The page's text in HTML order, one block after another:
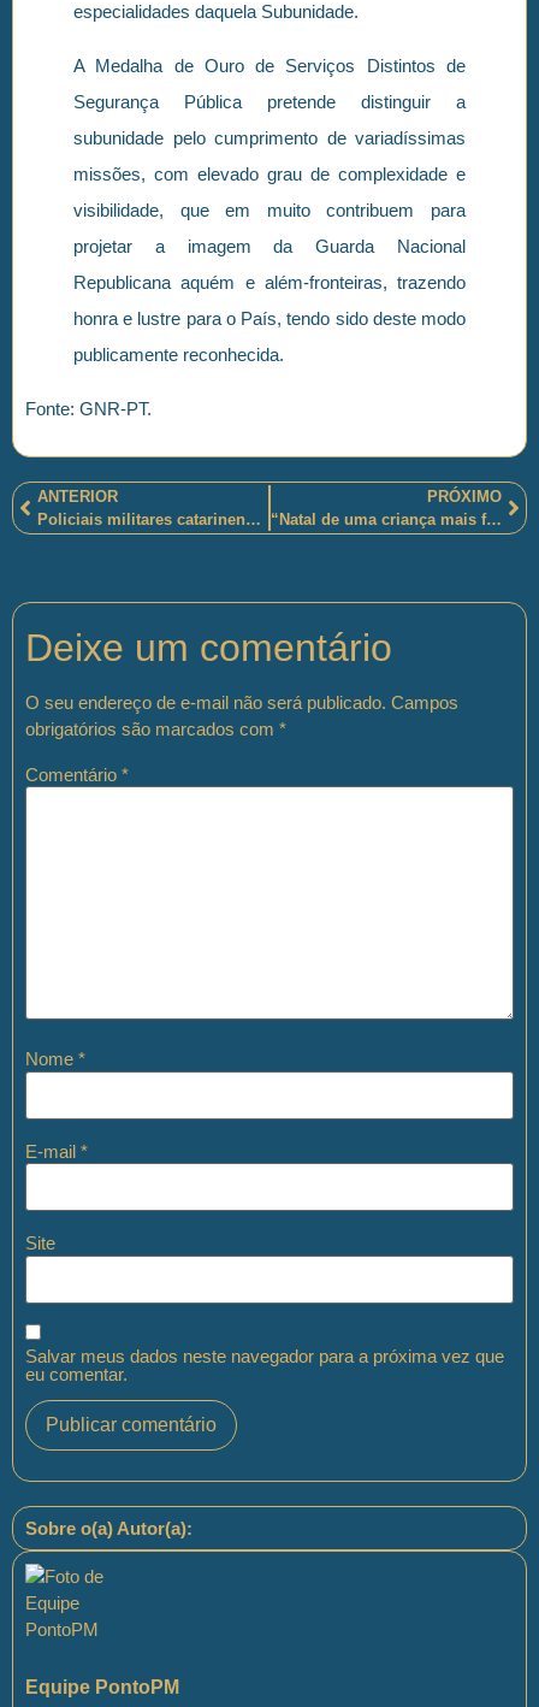
especialidades daquela Subunidade.
A Medalha de Ouro de Serviços Distintos de
Segurança Pública pretende distinguir a
subunidade pelo cumprimento de variadíssimas
missões, com elevado grau de complexidade e
visibilidade, que em muito contribuem para
projetar a imagem da Guarda Nacional
Republicana aquém e além-fronteiras, trazendo
honra e lustre para o País, tendo sido deste modo
publicamente reconhecida.
Fonte: GNR-PT.
ANTERIOR
Policiais militares catarinenses apreenderam adolescente, drogas, armas e munições em Florianópolis
PRÓXIMO
“Natal de uma criança mais feliz”, com um gesto atencioso de policiais militares paulistas
Deixe um comentário
O seu endereço de e-mail não será publicado. Campos
obrigatórios são marcados com *
Comentário *
Nome *
E-mail *
Site
Salvar meus dados neste navegador para a próxima vez que
eu comentar.
Sobre o(a) Autor(a):
Equipe PontoPM